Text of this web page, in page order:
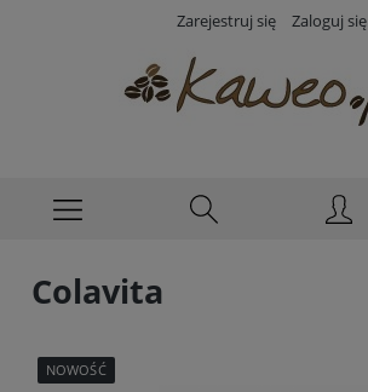
Zarejestruj się Zaloguj się
Colavita
NOWOŚĆ